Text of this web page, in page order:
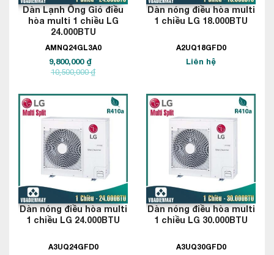
Dàn Lạnh Ống Gió điều
hòa multi 1 chiều LG
24.000BTU
AMNQ24GL3A0
9,800,000 ₫
10,500,000 ₫
Dàn nóng điều hòa multi
1 chiều LG 18.000BTU
A2UQ18GFD0
Liên hệ
Dàn nóng điều hòa multi
1 chiều LG 24.000BTU
A3UQ24GFD0
Dàn nóng điều hòa multi
1 chiều LG 30.000BTU
A3UQ30GFD0